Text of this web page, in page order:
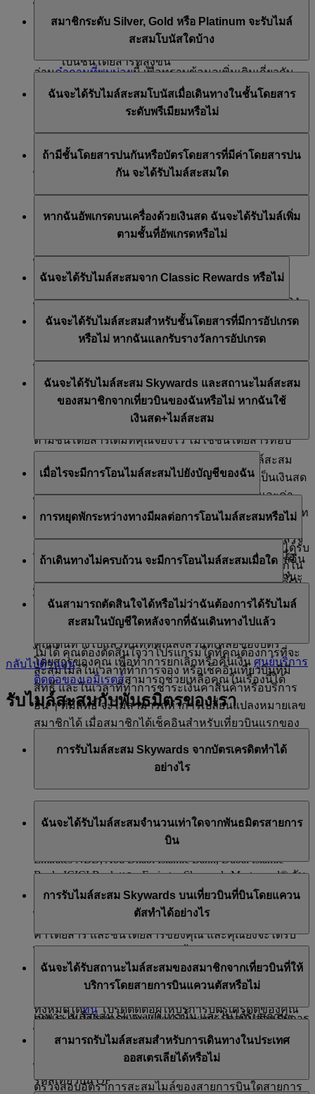
เปลี่ยนแปลงหรือยกเลิกบัตรโดยสารของคุณได้
คุณจะใช้ไมล์สะสม Skywards น้อยลงเพื่ออัปเกรด
เป็นชั้นโดยสารที่สูงขึ้น
หากคุณเดินทางในชั้นประหยัดด้วยค่าโดยสารประเภท
Flex หรือ Flex Plus คุณไม่จำเป็นต้องชำระเงินเพื่อ
คุณเดินทาง เมื่อคุณค้นหาหรือจองเที่ยวบิน คุณจะเห็น
ประเภทค่าโดยสารที่มีอยู่
อ่านคำถามที่พบบ่อยนี้ เพื่อทราบข้อมูลเพิ่มเติมเกี่ยวกับ
ประเภทค่าโดยสารที่มีในแต่ละชั้นโดยสาร
สมาชิกระดับ Silver, Gold หรือ Platinum จะรับไมล์
สะสมโบนัสใดบ้าง
ระดับ Silver จะได้รับไมล์สะสม Skywards โบนัส 30%
สมาชิกระดับ Gold จะได้รับไมล์สะสม Skywards โบนัส
75% และสมาชิกระดับ Platinum จะได้รับโบนัส 100%
สำหรับเที่ยวบินของสายการบินเอมิเรตส์ โบนัสจะคำนวณ
ตามไมล์สะสมที่ได้รับจากระดับ Economy Flex Plus
สำหรับการเดินทางดังกล่าว
สำหรับเที่ยวบินของสายการบิน flydubai โบนัสจะคำนวณ
ฉันจะได้รับไมล์สะสมโบนัสเมื่อเดินทางในชั้นโดยสาร
ระดับพรีเมียมหรือไม่
เรตส์ หรือชั้นธุรกิจของสายการบิน flydubai คุณจะได้รับ
ไมล์สะสม Skywards โบนัสและสถานะไมล์สะสมของ
สมาชิกเพิ่มเติม หากต้องการตรวจสอบจำนวนไมล์สะสมที่
คุณจะได้รับเมื่อเดินทางในชั้นโดยสารระดับพรีเมียม
เครื่องคำนวณไมล์สะสมของเรา
ถ้ามีชั้นโดยสารปนกันหรือบัตรโดยสารที่มีค่าโดยสารปน
กัน จะได้รับไมล์สะสมใด
คุณจะได้รับจำนวนไมล์สะสมต่างกันสำหรับแต่ละส่วน
ของการเดินทางที่จองในค่าโดยสารที่ต่างกัน
หากฉันอัพเกรดบนเครื่องด้วยเงินสด ฉันจะได้รับไมล์เพิ่ม
ตามชั้นที่อัพเกรดหรือไม่
โดยสารเดิมบนบัตรโดยสาร ทั้งนี้ จะไม่มีการมอบไมล์
สะสมเพิ่มให้แก่สมาชิกในกรณีที่มีการอัปเกรดบนเครื่อง
ซึ่งชำระด้วยเงินสด
ฉันจะได้รับไมล์สะสมจาก Classic Rewards หรือไม่
Skywards และสถานะไมล์สะสมของสมาชิก เนื่องจากเป็น
เที่ยวที่เกิดจากการแลกรับรางวัล ซึ่งในกรณีนี้จะเป็นการ
ใช้ไมล์สะสม ไม่ใช่การได้รับไมล์สะสม
ฉันจะได้รับไมล์สะสมสำหรับชั้นโดยสารที่มีการอัปเกรด
หรือไม่ หากฉันแลกรับรางวัลการอัปเกรด
สะสมของสมาชิกสำหรับชั้นโดยสารที่มีการอัปเกรด หาก
คุณได้ใช้ไมล์สะสมของคุณเพื่อซื้อการอัปเกรด หากการ
จองเดิมของคุณชำระด้วยเงินสด คุณจะได้รับไมล์สะสม
ตามชั้นโดยสารเดิมที่คุณจองไว้ ไม่ใช่ชั้นโดยสารที่อัป
ฉันจะได้รับไมล์สะสม Skywards และสถานะไมล์สะสม
ของสมาชิกจากเที่ยวบินของฉันหรือไม่ หากฉันใช้
เงินสด+ไมล์สะสม
คุณจะได้รับไมล์สะสม Skywards และสถานะไมล์สะสม
ของสมาชิกในส่วนของบัตรโดยสารที่คุณชำระเป็นเงินสด
โดยไม่รวมค่าใช้จ่ายที่สายการบินกำหนด ภาษี และค่า
ธรรมเนียม อัตราค่าบริการที่เกี่ยวข้องจะขึ้นอยู่กับประเภท
ไม่สามารถรับไมล์สะสมจาก FFP/โปรแกรมสะสมไมล์อื่น
ๆ ได้ และคุณจะไม่ได้รับไมล์สะสม Skywards หรือสถานะ
เกี่ยวข้องกับเที่ยวบินที่คุณชำระเงินโดยใช้เงินสด+ไมล์
เมื่อไรจะมีการโอนไมล์สะสมไปยังบัญชีของฉัน
บินจากสนามบินต้นทางไปยังสนามบินปลายทางไปแล้ว
จริง ๆ โดยจะมีการโอนให้สองครั้ง ครั้งแรก เมื่อคุณเสร็จ
สิ้นในส่วนการเดินทางขาออกแล้ว และอีกครั้งหนึ่ง เมื่อ
คุณเสร็จสิ้นการเดินทางขาเข้า ดังนั้น หากคุณเดินทาง
ทางมาถึงซิดนีย์ และอีกครั้งหนึ่งเมื่อคุณกลับมายัง
ลอนดอน
การหยุดพักระหว่างทางมีผลต่อการโอนไมล์สะสมหรือไม่
การหยุดพักระหว่างทางไม่มีผลใด ๆ ต่อจำนวนไมล์ที่ได้รับ
และไม่ถูกนับเป็นปลายทาง ดังนั้น หากคุณหยุดแวะพักใน
ดูไบระหว่างทางไปซิดนีย์จากลอนดอน คุณจะยังคงได้รับ
ไมล์สะสมเมื่อคุณเดินทางมาถึงซิดนีย์
ถ้าเดินทางไม่ครบถ้วน จะมีการโอนไมล์สะสมเมื่อใด
ในกรณีที่มีการขอคืนเงินส่วนหนึ่งจากบัตรโดยสารของ
คุณหรือถูกยกเลิก) เราจะโอนไมล์สะสมสำหรับเที่ยวบินที่
คุณเดินทางไปแล้วทันทีที่คุณส่งส่วนที่เหลือของบัตร
โดยสารของคุณ เพื่อทำการยกเลิกหรือคืนเงิน ศูนย์บริการ
ติดต่อของเอมิเรตส์สามารถช่วยเหลือคุณในเรื่องนี้ได้
ฉันสามารถตัดสินใจได้หรือไม่ว่าฉันต้องการได้รับไมล์
สะสมในบัญชีใดหลังจากที่ฉันเดินทางไปแล้ว
ไม่ได้ คุณต้องตัดสินใจว่าโปรแกรมใดที่คุณต้องการที่จะ
สะสมไมล์ในเวลาที่ทำการจอง หรือเช็คอินเที่ยวบินที่มี
สิทธิ์ และในเวลาที่ทำการชำระเงินค่าสินค้าหรือบริการ
อื่น ๆ ที่มีสิทธิ์ จะไม่สามารถทำการเปลี่ยนแปลงหมายเลข
สมาชิกได้ เมื่อสมาชิกได้เช็คอินสำหรับเที่ยวบินแรกของ
กำหนดการเดินทางแล้ว
กลับไปด้านบน
รับไมล์สะสมกับพันธมิตรของเรา
การรับไมล์สะสม Skywards จากบัตรเครดิตทำได้
อย่างไร
รายการซื้อด้วยบัตรเครดิตของคุณ หากคุณมีบัตรเครดิต
ร่วม Emirates Skywards กับ HSBC, Emirates Islamic Bank,
Emirates NBD, Abu Dhabi Islamic Bank, Dubai Islamic
Bank, ICICI Bank และ Emirates Skywards Mastercard® กับ
Barclays เราจะโอนไมล์สะสม Skywards ที่คุณได้รับเข้า
บัญชีสมาชิก Emirates Skywards ของคุณโดยอัตโนมัติใน
เป็นไมล์สะสม Skywards ได้ หากคุณถือบัตรเครดิตกับ
ธนาคารพันธมิตรอื่น ๆ ของเรา คุณสามารถดูรายชื่อ
ทั้งหมดได้ที่นี่โปรดติดต่อผู้ให้บริการบัตรเครดิตของคุณ
สมาชิก Emirates Skywards ของคุณ
ฉันจะได้รับไมล์สะสมจำนวนเท่าใดจากพันธมิตรสายการ
บิน
สะสม Skywards และสถานะไมล์สะสมของสมาชิก จำนวน
ไมล์สะสมที่คุณได้รับจะขึ้นอยู่กับระยะทางที่บิน ประเภท
ค่าโดยสาร และชั้นโดยสารของคุณ และคุณยังจะได้รับ
ของคุณ
เฉพาะไมล์สะสม Skywards เท่านั้น และไม่ได้รับสถานะ
ไมล์สะสมของสมาชิก จำนวนไมล์สะสม Skywards ที่ได้รับ
จะขึ้นอยู่กับระยะทางที่บิน และอัตราเปอร์เซ็นต์การรับ
ตรวจสอบอัตราการสะสมไมล์ของสายการบินใดสายการ
การรับไมล์สะสม Skywards บนเที่ยวบินที่บินโดยแควน
ตัสทำได้อย่างไร
โดยแควนตัสตามที่ระบุด้านล่างนี้
ตามระดับโปรแกรม Emirates Skywards ปัจจุบันสำหรับการ
เดินทางกับสายการบินเอมิเรตส์ ซึ่งจะรวมถึงส่วนเพิ่มใด ๆ
สำหรับเที่ยวบินในประเทศ ซึ่งเป็นส่วนของการเดินทาง
ฉันจะได้รับสถานะไมล์สะสมของสมาชิกจากเที่ยวบินที่ให้
บริการโดยสายการบินแควนตัสหรือไม่
บริการโดยสายการบินแควนตัสที่มีรหัสเที่ยวบิน EK โดย
จะไม่ได้รับสถานะไมล์สะสมของสมาชิกจากเที่ยวบินที่มี
รหัสเที่ยวบิน QF
สามารถรับไมล์สะสมสำหรับการเดินทางในประเทศ
ออสเตรเลียได้หรือไม่